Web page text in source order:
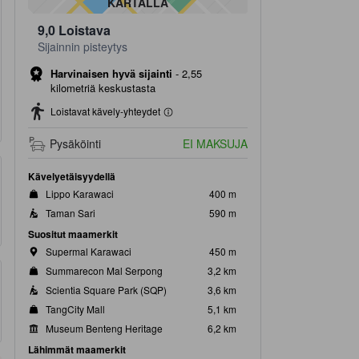
9,0 Loistava
Sijainnin pisteytys
Harvinaisen hyvä sijainti - 2,55
kilometriä keskustasta
Loistavat kävely-yhteydet
Pysäköinti EI MAKSUJA
Kävelyetäisyydellä
Lippo Karawaci
400 m
Taman Sari
590 m
Suositut maamerkit
Supermal Karawaci
450 m
Summarecon Mal Serpong
3,2 km
Scientia Square Park (SQP)
3,6 km
TangCity Mall
5,1 km
Museum Benteng Heritage
6,2 km
Lähimmät maamerkit